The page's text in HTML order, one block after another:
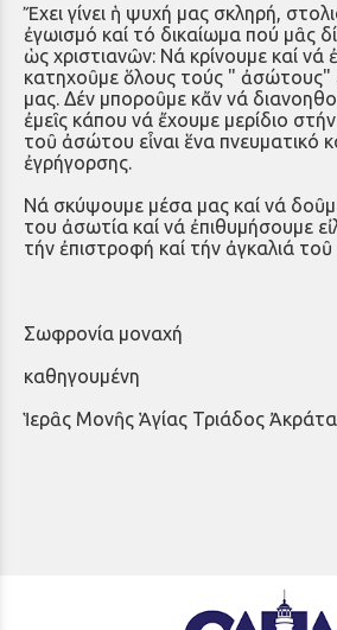
Ἔχει γίνει ἡ ψυχή μας σκληρή,
ἐγωισμό καί τό δικαίωμα πού μᾶς
ὡς χριστιανῶν: Νά κρίνουμε καί νά
κατηχοῦμε ὅλους τούς " ἀσώτους"
μας. Δέν μποροῦμε κἄν νά
ἐμεῖς κάπου νά ἔχουμε μερίδιο
τοῦ ἀσώτου εἶναι ἕνα πνευματικό
ἐγρήγορσης.
Νά σκύψουμε μέσα μας καί νά
του ἀσωτία καί νά ἐπιθυμήσουμε
τήν ἐπιστροφή καί τήν ἀγκαλιά
Σωφρονία μοναχή
καθηγουμένη
Ἱερᾶς Μονῆς Ἁγίας Τριάδος